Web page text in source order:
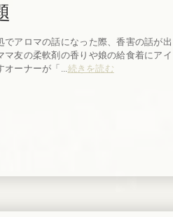
アロマの話になった際、香害の話が出
マ友の柔軟剤の香りや娘の給食着にアイ
ーナーが「... 続きを読む